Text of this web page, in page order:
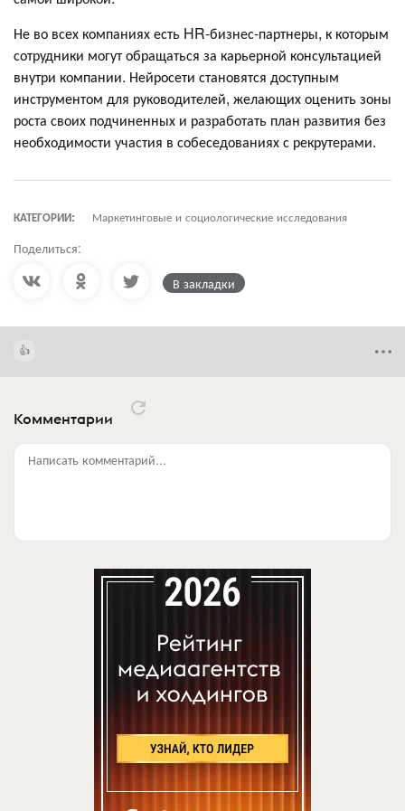
Не во всех компаниях есть HR-бизнес-партнеры, к которым
сотрудники могут обращаться за карьерной консультацией
внутри компании. Нейросети становятся доступным
инструментом для руководителей, желающих оценить зоны
роста своих подчиненных и разработать план развития без
необходимости участия в собеседованиях с рекрутерами.
КАТЕГОРИИ: Маркетинговые и социологические исследования
Поделиться:
В закладки
Комментарии
Написать комментарий...